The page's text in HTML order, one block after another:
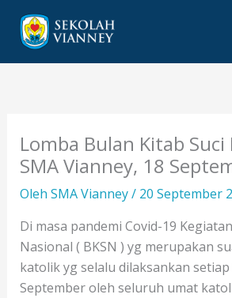
konten
Lomba Bulan Kitab Suci
SMA Vianney, 18
Oleh SMA Vianney/ 20 September
Di masa pandemi Covid-19
Nasional ( BKSN ) yg merupakan
katolik yg selalu dilaksankan
September oleh seluruh umat